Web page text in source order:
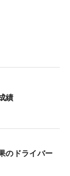
績
のドライバー